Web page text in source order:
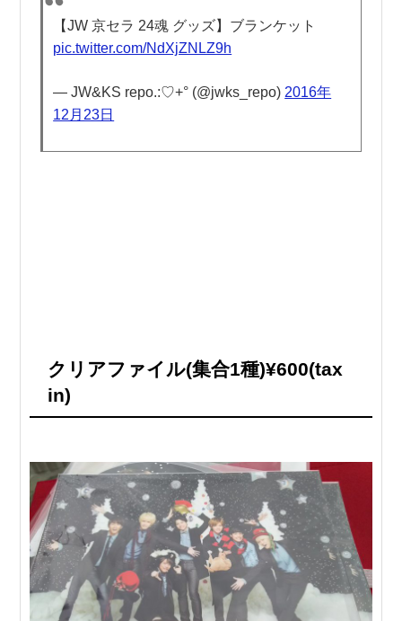
【JW 京セラ 24魂 グッズ】ブランケット
pic.twitter.com/NdXjZNLZ9h
— JW&KS repo.:♡+° (@jwks_repo) 2016年
12月23日
クリアファイル(集合1種)¥600(tax
in)